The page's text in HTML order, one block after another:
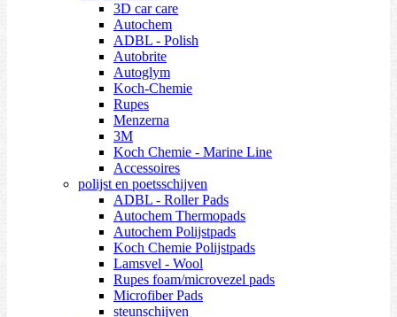
3D car care
Autochem
ADBL - Polish
Autobrite
Autoglym
Koch-Chemie
Rupes
Menzerna
3M
Koch Chemie - Marine Line
Accessoires
polijst en poetsschijven
ADBL - Roller Pads
Autochem Thermopads
Autochem Polijstpads
Koch Chemie Polijstpads
Lamsvel - Wool
Rupes foam/microvezel pads
Microfiber Pads
steunschijven